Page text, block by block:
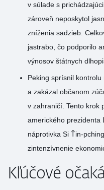
v súlade s
zároveň neposkytol
zníženia sadzieb.
jastrabo, čo podporilo
výnosov štátnych
Peking sprísnil
a zakázal občanom
v zahraničí. Tento krok
amerického prezidenta
náprotivka Si Ťin-
zintenzívnenie
Kľúčové